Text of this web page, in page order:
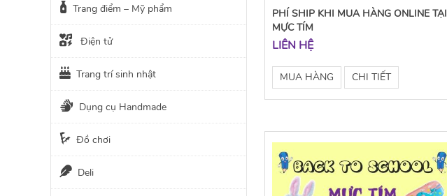
PHÍ SHIP KHI MUA HÀNG ONLINE TẠI
MỰC TÍM
LIÊN HỆ
MUA HÀNG CHI TIẾT
Trang điểm – Mỹ phẩm
Điện tử
Trang trí sinh nhật
Dụng cụ Handmade
Đồ chơi
Deli